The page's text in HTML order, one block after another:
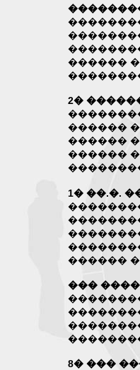
������
2�
������
������
������
1� ��.�.
������
���
8� ���